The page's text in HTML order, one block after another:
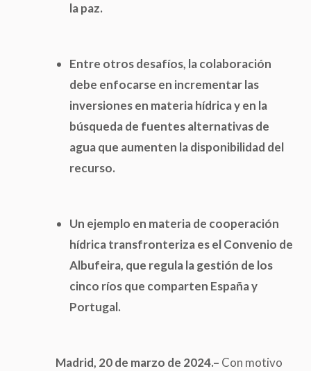
la paz.
Entre otros desafíos, la colaboración
debe enfocarse en incrementar las
inversiones en materia hídrica y en la
búsqueda de fuentes alternativas de
agua que aumenten la disponibilidad del
recurso.
Un ejemplo en materia de cooperación
hídrica transfronteriza es el Convenio de
Albufeira, que regula la gestión de los
cinco ríos que comparten España y
Portugal.
Madrid, 20 de marzo de 2024.– Con motivo